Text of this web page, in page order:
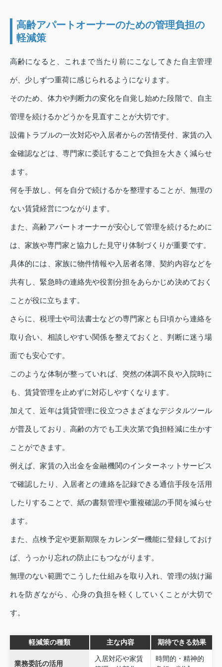
高齢アパートオーナーのための管理負担の
軽減策
高齢になると、これまで当たり前にこなしてきた自主管理
が、少しずつ重荷に感じられるようになります。
そのため、体力や判断力の変化を自覚し始めた段階で、自主
管理を続けるかどうかを見直すことが大切です。
設備トラブルの一次対応や入居者からの苦情受付、家賃の入
金確認などは、専門家に委託することで負担を大きく減らせ
ます。
何を手放し、何を自分で続けるかを整理することが、無理の
ない賃貸経営につながります。
また、高齢アパートオーナーが安心して管理を続けるために
は、家族や専門家と協力した見守り体制づくりが重要です。
具体的には、家族に物件情報や入居者名簿、契約内容などを
共有し、緊急時の連絡先や役割分担をあらかじめ決めておく
ことが役に立ちます。
さらに、税理士や司法書士などの専門家とも日頃から連絡を
取り合い、相談しやすい関係を整えておくと、判断に迷う場
面でも安心です。
このような体制が整っていれば、突然の体調不良や入院時に
も、賃貸管理を止めずに対応しやすくなります。
加えて、近年は賃貸管理に役立つさまざまなデジタルツール
が普及しており、高齢の方でも工夫次第で負担軽減に生かす
ことができます。
例えば、家賃の入出金を金融機関のインターネットサービス
で確認したり、入居者との連絡を記録できる通信手段を活用
したりすることで、紙の書類管理や重複確認の手間を減らせ
ます。
また、点検予定や更新期限をカレンダー機能に登録しておけ
ば、うっかり忘れの防止にもつながります。
無理のない範囲でこうした仕組みを取り入れ、管理の抜け漏
れを防ぎながら、心身の負担を軽くしていくことが大切で
す。
軽減策の種類 主な内容 期待できる効果
業務委託の活用
入居対応や家賃
時間的・精神的